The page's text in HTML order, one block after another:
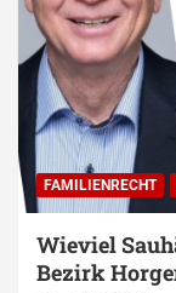
FAMILIENRECHT
Wieviel
Bezirk